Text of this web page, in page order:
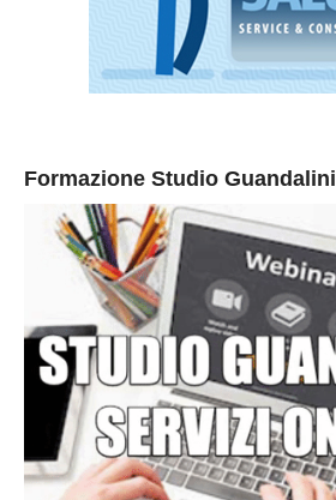
Formazione Studio Guandalini